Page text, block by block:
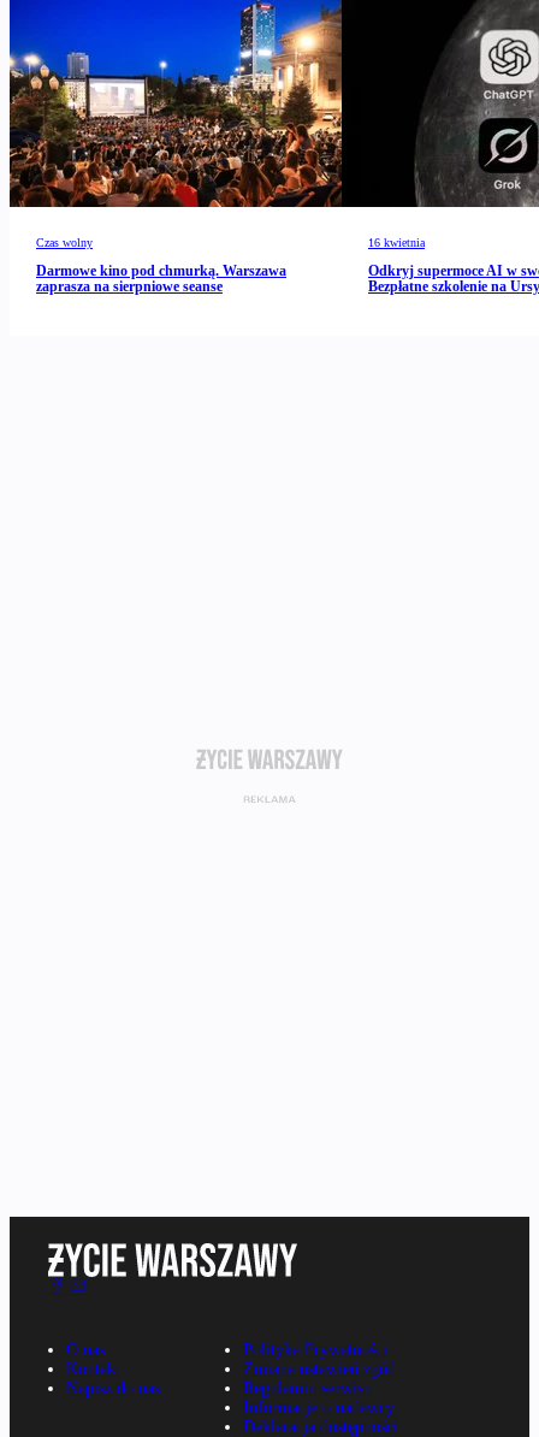
Czas wolny
Darmowe kino pod chmurką. Warszawa
zaprasza na sierpniowe seanse
16 kwietnia
Odkryj supermoce AI w
Bezpłatne szkolenie na
O nas
Kontakt
Napisz do nas
Polityka Prywatności
Zmiana ustawień zgód
Regulamin serwisu
Informacje o nadawcy
Deklaracja dostępności